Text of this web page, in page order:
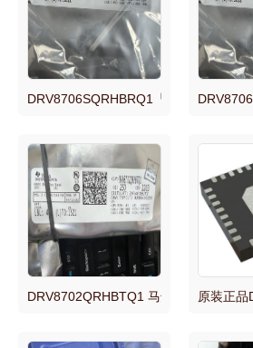
DRV8706SQRHBRQ1『
DRV8702QRHBTQ1 马达/运动/点火控
原装正